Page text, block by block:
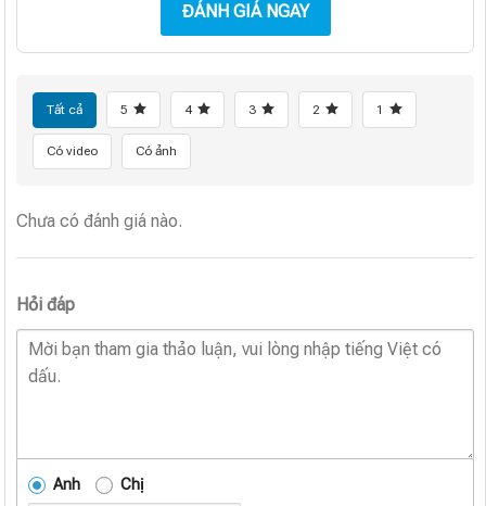
ĐÁNH GIÁ NGAY
Tất cả 5 4 3 2 1
Có video Có ảnh
Chưa có đánh giá nào.
Hỏi đáp
Anh Chị